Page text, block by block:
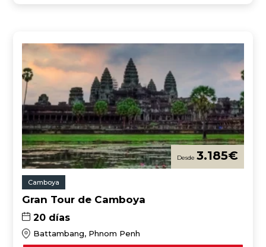
3.185€
Camboya
Gran Tour de Camboya
20 días
Battambang, Phnom Penh